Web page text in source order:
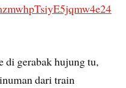
di gerabak hujung tu,
dari train